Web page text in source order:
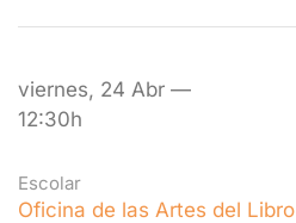
viernes, 24 Abr —
12:30h
Escolar
Oficina de las Artes del Libro